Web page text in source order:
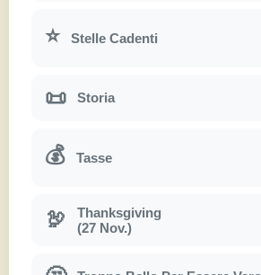
⭐ Stelle Cadenti
📜 Storia
💰 Tasse
🦃
Thanksgiving
(27 Nov.)